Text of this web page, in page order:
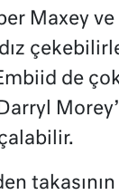
Maxey ve
de
takasının